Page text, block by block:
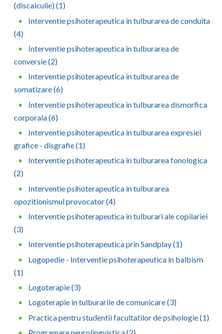
(discalculie) (1)
Interventie psihoterapeutica in tulburarea de conduita
(4)
Interventie psihoterapeutica in tulburarea de
conversie (2)
Interventie psihoterapeutica in tulburarea de
somatizare (6)
Interventie psihoterapeutica in tulburarea dismorfica
corporala (6)
Interventie psihoterapeutica in tulburarea expresiei
grafice - disgrafie (1)
Interventie psihoterapeutica in tulburarea fonologica
(2)
Interventie psihoterapeutica in tulburarea
opozitionismul provocator (4)
Interventie psihoterapeutica in tulburari ale copilariei
(3)
Interventie psihoterapeutica prin Sandplay (1)
Logopedie - Interventie psihoterapeutica in balbism
(1)
Logoterapie (3)
Logoterapie in tulburarile de comunicare (3)
Practica pentru studentii facultatilor de psihologie (1)